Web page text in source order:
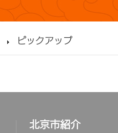
ピックアップ
北京市紹介